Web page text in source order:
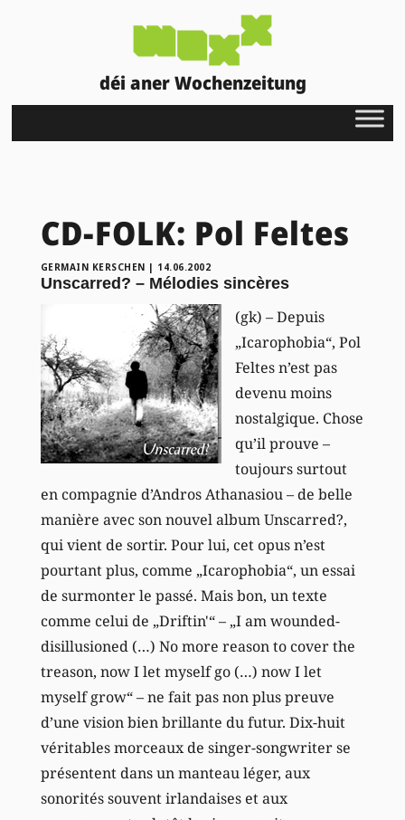
déi aner Wochenzeitung
CD-FOLK: Pol Feltes
GERMAIN KERSCHEN | 14.06.2002
Unscarred? – Mélodies sincères
(gk) – Depuis
„Icarophobia“, Pol
Feltes n’est pas
devenu moins
nostalgique. Chose
qu’il prouve –
toujours surtout
en compagnie d’Andros Athanasiou – de belle
manière avec son nouvel album Unscarred?,
qui vient de sortir. Pour lui, cet opus n’est
pourtant plus, comme „Icarophobia“, un essai
de surmonter le passé. Mais bon, un texte
comme celui de „Driftin'“ – „I am wounded-
disillusioned (…) No more reason to cover the
treason, now I let myself go (…) now I let
myself grow“ – ne fait pas non plus preuve
d’une vision bien brillante du futur. Dix-huit
véritables morceaux de singer-songwriter se
présentent dans un manteau léger, aux
sonorités souvent irlandaises et aux